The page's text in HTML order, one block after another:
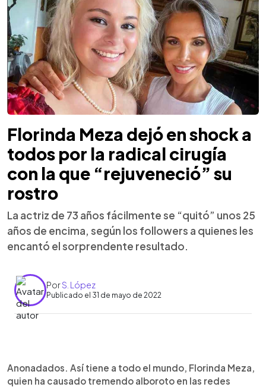
Florinda Meza dejó en shock a
todos por la radical cirugía
con la que “rejuveneció” su
rostro
La actriz de 73 años fácilmente se “quitó” unos 25
años de encima, según los followers a quienes les
encantó el sorprendente resultado.
PorS. López
Publicado el 31 de mayo de 2022
► Escuchar artículo
Anonadados. Así tiene a todo el mundo, Florinda Meza,
quien ha causado tremendo alboroto en las redes